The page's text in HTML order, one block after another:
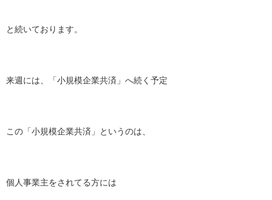
と続いております。
来週には、「小規模企業共済」へ続く予定
この「小規模企業共済」というのは、
個人事業主をされてる方には